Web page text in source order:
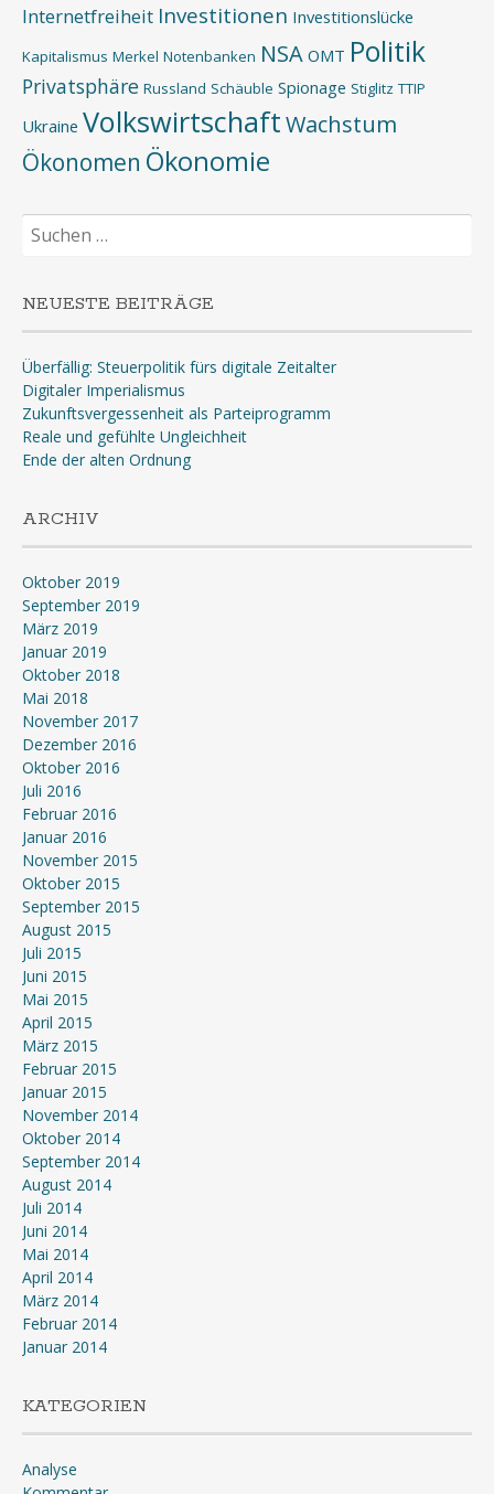
Internetfreiheit Investitionen Investitionslücke
Kapitalismus Merkel Notenbanken NSA OMT Politik
Privatsphäre Russland Schäuble Spionage Stiglitz TTIP
Ukraine VolkswirtschaftWachstum
Ökonomen Ökonomie
Suchen
nach:
NEUESTE BEITRÄGE
Überfällig: Steuerpolitik fürs digitale Zeitalter
Digitaler Imperialismus
Zukunftsvergessenheit als Parteiprogramm
Reale und gefühlte Ungleichheit
Ende der alten Ordnung
ARCHIV
Oktober 2019
September 2019
März 2019
Januar 2019
Oktober 2018
Mai 2018
November 2017
Dezember 2016
Oktober 2016
Juli 2016
Februar 2016
Januar 2016
November 2015
Oktober 2015
September 2015
August 2015
Juli 2015
Juni 2015
Mai 2015
April 2015
März 2015
Februar 2015
Januar 2015
November 2014
Oktober 2014
September 2014
August 2014
Juli 2014
Juni 2014
Mai 2014
April 2014
März 2014
Februar 2014
Januar 2014
KATEGORIEN
Analyse